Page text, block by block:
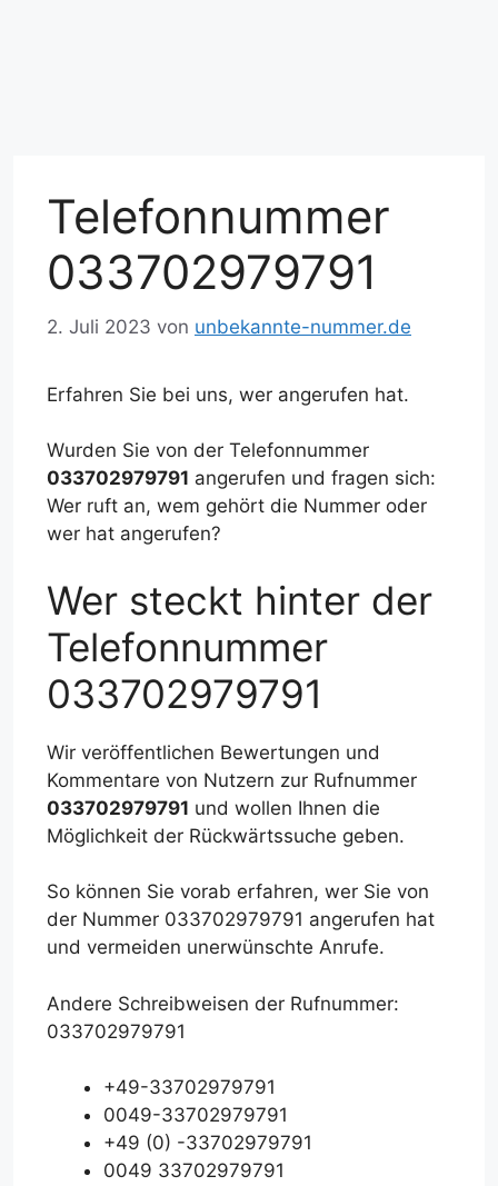
Telefonnummer
033702979791
2. Juli 2023 von unbekannte-nummer.de
Erfahren Sie bei uns, wer angerufen hat.
Wurden Sie von der Telefonnummer
033702979791 angerufen und fragen sich:
Wer ruft an, wem gehört die Nummer oder
wer hat angerufen?
Wer steckt hinter der
Telefonnummer
033702979791
Wir veröffentlichen Bewertungen und
Kommentare von Nutzern zur Rufnummer
033702979791 und wollen Ihnen die
Möglichkeit der Rückwärtssuche geben.
So können Sie vorab erfahren, wer Sie von
der Nummer 033702979791 angerufen hat
und vermeiden unerwünschte Anrufe.
Andere Schreibweisen der Rufnummer:
033702979791
+49-33702979791
0049-33702979791
+49 (0) -33702979791
0049 33702979791